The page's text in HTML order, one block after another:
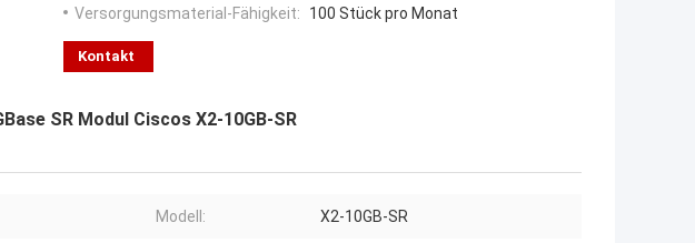
Versorgungsmaterial-Fähigkeit:
100 Stück pro Monat
Kontakt
SR Modul Ciscos X2-10GB-SR
Modell: X2-10GB-SR